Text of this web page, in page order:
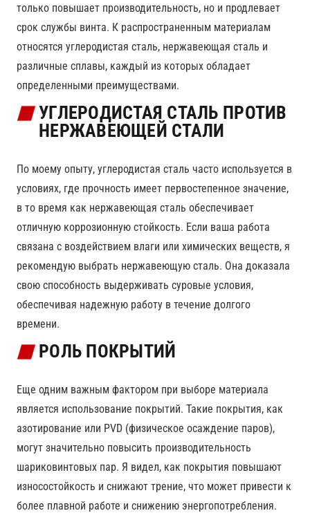
только повышает производительность, но и продлевает
срок службы винта. К распространенным материалам
относятся углеродистая сталь, нержавеющая сталь и
различные сплавы, каждый из которых обладает
определенными преимуществами.
УГЛЕРОДИСТАЯ СТАЛЬ ПРОТИВ
НЕРЖАВЕЮЩЕЙ СТАЛИ
По моему опыту, углеродистая сталь часто используется в
условиях, где прочность имеет первостепенное значение,
в то время как нержавеющая сталь обеспечивает
отличную коррозионную стойкость. Если ваша работа
связана с воздействием влаги или химических веществ, я
рекомендую выбрать нержавеющую сталь. Она доказала
свою способность выдерживать суровые условия,
обеспечивая надежную работу в течение долгого
времени.
РОЛЬ ПОКРЫТИЙ
Еще одним важным фактором при выборе материала
является использование покрытий. Такие покрытия, как
азотирование или PVD (физическое осаждение паров),
могут значительно повысить производительность
шариковинтовых пар. Я видел, как покрытия повышают
износостойкость и снижают трение, что может привести к
более плавной работе и снижению энергопотребления.